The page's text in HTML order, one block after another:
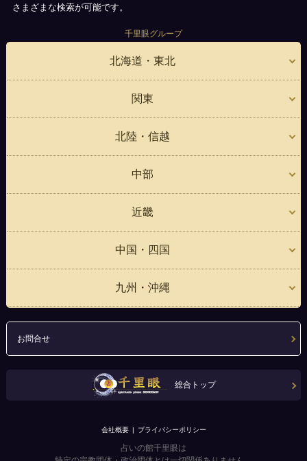
さまざまな検索が可能です。
千里眼グループ
北海道・東北
関東
北陸・信越
中部
近畿
中国・四国
九州・沖縄
お問合せ
総合トップ
会社概要 プライバシーポリシー
占いの館千里眼は